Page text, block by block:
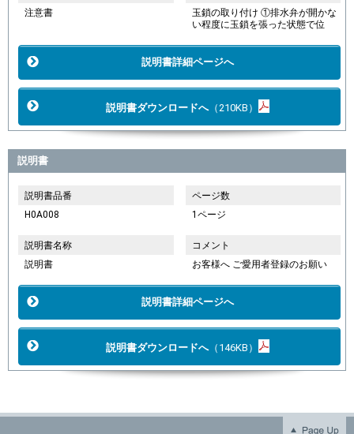
注意書
玉鎖の取り付け ①排水弁が開かな
い程度に玉鎖を張った状態で位
説明書詳細ページへ
説明書ダウンロードへ（210KB）
説明書
説明書品番
H0A008
ページ数
1ページ
説明書名称
説明書
コメント
お客様へ ご愛用者登録のお願い
説明書詳細ページへ
説明書ダウンロードへ（146KB）